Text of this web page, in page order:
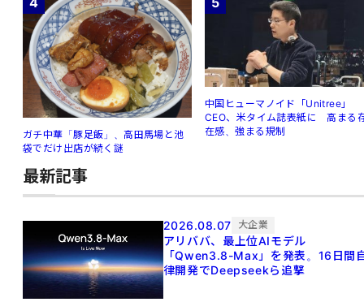
ガチ中華「豚足飯」、高田馬場と池
袋でだけ出店が続く謎
中国ヒューマノイド「Unitree」
CEO、米タイム誌表紙に 高まる
在感、強まる規制
最新記事
2026.08.07 大企業
アリババ、最上位AIモデル
「Qwen3.8-Max」を発表。16日間
律開発でDeepseekら追撃